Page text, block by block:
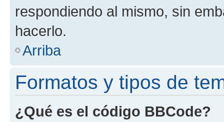
respondiendo al mismo, sin
hacerlo.
Arriba
Formatos y tipos de
¿Qué es el código BBCode?